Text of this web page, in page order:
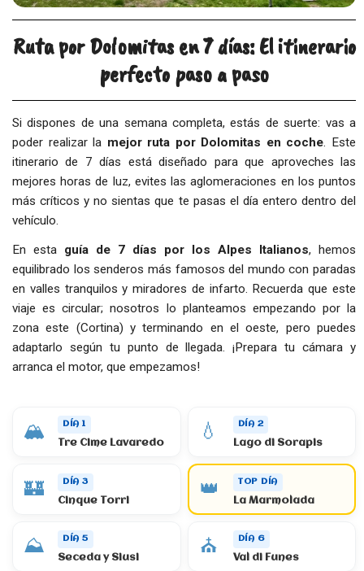
Ruta por Dolomitas en 7 días: El itinerario
perfecto paso a paso
Si dispones de una semana completa, estás de suerte: vas a
poder realizar la mejor ruta por Dolomitas en coche. Este
itinerario de 7 días está diseñado para que aproveches las
mejores horas de luz, evites las aglomeraciones en los puntos
más críticos y no sientas que te pasas el día entero dentro del
vehículo.
En esta guía de 7 días por los Alpes Italianos, hemos
equilibrado los senderos más famosos del mundo con paradas
en valles tranquilos y miradores de infarto. Recuerda que este
viaje es circular; nosotros lo planteamos empezando por la
zona este (Cortina) y terminando en el oeste, pero puedes
adaptarlo según tu punto de llegada. ¡Prepara tu cámara y
arranca el motor, que empezamos!
🏔️ DÍA 1
Tre Cime Lavaredo
💧 DÍA 2
Lago di Sorapis
🏰 DÍA 3
Cinque Torri
👑 TOP DÍA
La Marmolada
⛰️ DÍA 5
Seceda y Siusi
⛪ DÍA 6
Val di Funes